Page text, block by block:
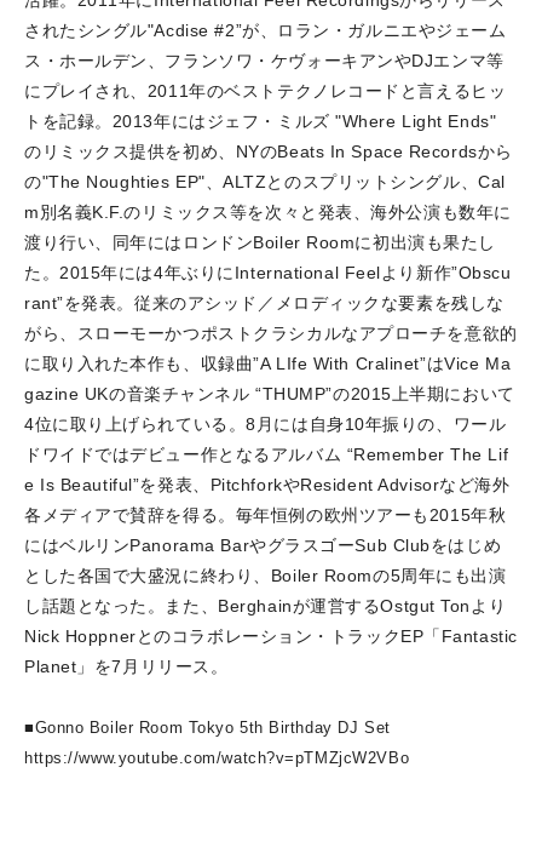
されたシングル"Acdise #2”が、ロラン・ガルニエやジェーム
ス・ホールデン、フランソワ・ケヴォーキアンやDJエンマ等
にプレイされ、2011年のベストテクノレコードと言えるヒッ
トを記録。 2013年にはジェフ・ミルズ "Where Light Ends"
のリミックス提供を初め、NYのBeats In Space Recordsから
の"The Noughties EP"、ALTZとのスプリットシングル、Cal
m別名義K.F.のリミックス等を次々と発表、海外公演も数年に
渡り行い、同年にはロンドンBoiler Roomに初出演も果たし
た。 2015年には4年ぶりにInternational Feelより新作”Obscu
rant”を発表。従来のアシッド／メロディックな要素を残しな
がら、スローモーかつポストクラシカルなアプローチを意欲的
に取り入れた本作も、収録曲”A LIfe With Cralinet”はVice Ma
gazine UKの音楽チャンネル “THUMP”の2015上半期において
4位に取り上げられている。8月には自身10年振りの、ワール
ドワイドではデビュー作となるアルバム “Remember The Lif
e Is Beautiful”を発表、PitchforkやResident Advisorなど海外
各メディアで賛辞を得る。 毎年恒例の欧州ツアーも2015年秋
にはベルリンPanorama BarやグラスゴーSub Clubをはじめ
とした各国で大盛況に終わり、Boiler Roomの5周年にも出演
し話題となった。
また、Berghainが運営するOstgut Tonより
Nick Hoppnerとのコラボレーション・トラックEP「Fantastic
Planet」を7月リリース。
■Gonno Boiler Room Tokyo 5th Birthday DJ Set
https://www.youtube.com/watch?v=pTMZjcW2VBo